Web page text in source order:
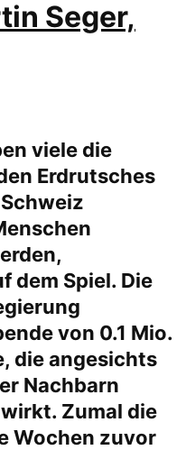
Seger,
viele die
Erdrutsches
dem Spiel. Die
von 0.1 Mio.
die angesichts
Nachbarn
Zumal die
Wochen zuvor